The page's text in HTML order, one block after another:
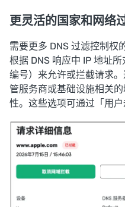
更灵活的国家和网络
需要更多 DNS 过滤控制权
根据 DNS 响应中 IP 地址
编号）来允许或拦截请求
管服务商或基础设施相关
性。这些选项可通过「用户